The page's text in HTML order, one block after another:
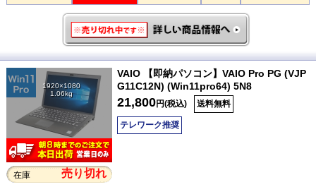
1920×1080
1.06kg
在庫 売り切れ
VAIO 【即納パソコン】VAIO Pro PG (VJP
G11C12N) (Win11pro64) 5N8
21,800円(税込) 送料無料
テレワーク推奨